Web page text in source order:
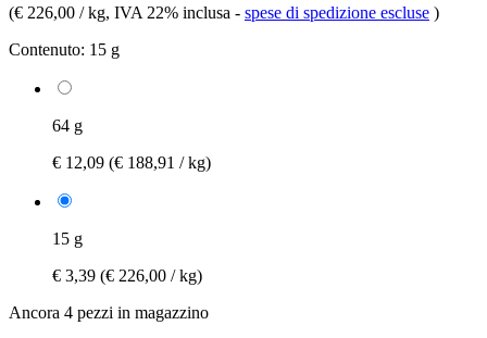
(€ 226,00 / kg, IVA 22% inclusa - spese di spedizione escluse )
Contenuto: 15 g
64 g
€ 12,09 (€ 188,91 / kg)
15 g
€ 3,39 (€ 226,00 / kg)
Ancora 4 pezzi in magazzino